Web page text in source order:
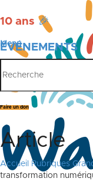
10 ans 🎉
ÉVÉNEMENTS
PUBLICATIONS
Menu
Faire un don
Article
Accueil Rubriques
transformation